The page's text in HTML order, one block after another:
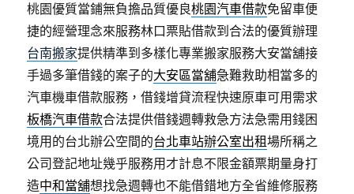
桃園優質當鋪無負擔品質優良桃園汽車借款免留車便
捷的經營理念來服務林口票貼借款到合法的優質辦理
台南搬家提供精準到多樣化專業搬家服務大安當舖接
手過多筆借錢的案子的大安區當舖急難救助相當多的
汽車機車借款服務，借錢增貸流程快速原車可用需求
板橋汽車借款合法提供借錢週轉救急方法急需用錢困
境用的台北辦公空間的台北車站辦公室出租場所稱之
公司登記地址幾乎服務用才計息不限金額票期量身打
造中和當舖想找急週轉也不能借錯地方全省維修服務